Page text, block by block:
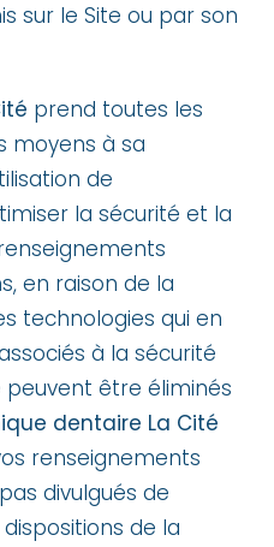
sur le Site ou par son
prend toutes les
moyens à sa
de
la sécurité et la
en raison de la
technologies qui en
à la sécurité
être éliminés
dentaire La Cité
renseignements
divulgués de
de la